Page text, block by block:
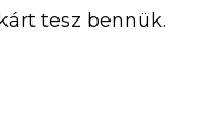
tesz bennük.